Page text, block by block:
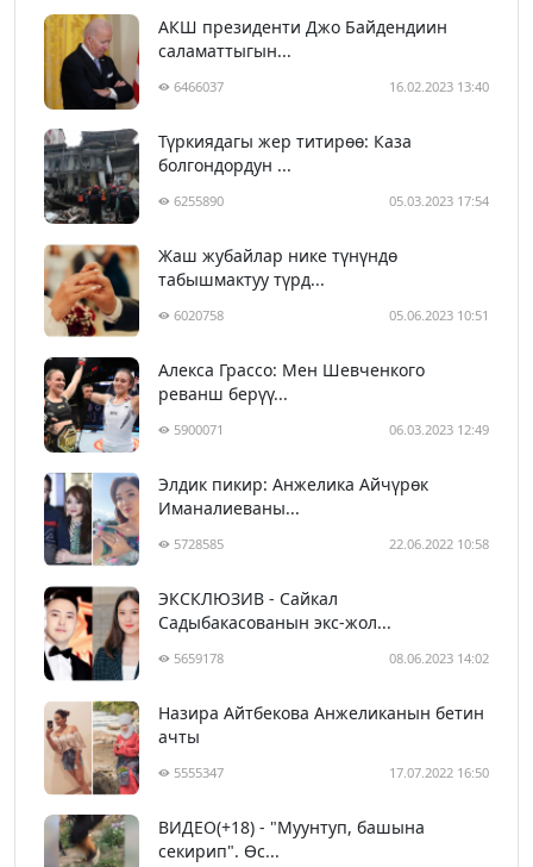
АКШ президенти Джо Байдендиин
саламаттыгын...
6466037 16.02.2023 13:40
Түркиядагы жер титирөө: Каза
болгондордун ...
6255890 05.03.2023 17:54
Жаш жубайлар нике түнүндө
табышмактуу түрд...
6020758 05.06.2023 10:51
Алекса Грассо: Мен Шевченкого
реванш берүү...
5900071 06.03.2023 12:49
Элдик пикир: Анжелика Айчүрөк
Иманалиеваны...
5728585 22.06.2022 10:58
ЭКСКЛЮЗИВ - Сайкал
Садыбакасованын экс-жол...
5659178 08.06.2023 14:02
Назира Айтбекова Анжеликанын бетин
ачты
5555347 17.07.2022 16:50
ВИДЕО(+18) - "Муунтуп, башына
секирип". Өс...